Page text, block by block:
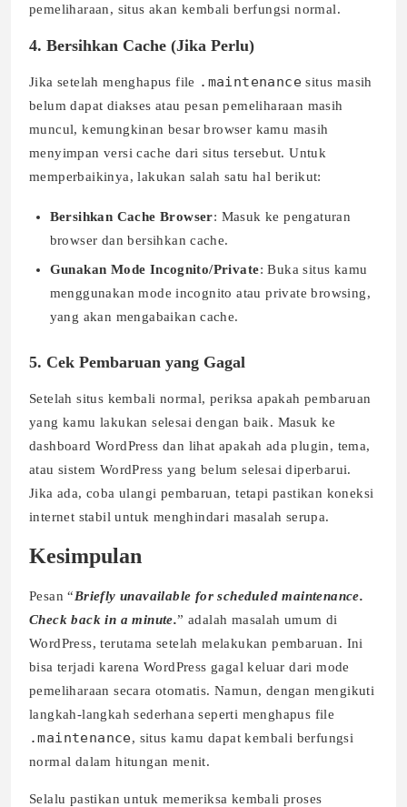
pemeliharaan, situs akan kembali berfungsi normal.
4. Bersihkan Cache (Jika Perlu)
Jika setelah menghapus file .maintenance situs masih
belum dapat diakses atau pesan pemeliharaan masih
muncul, kemungkinan besar browser kamu masih
menyimpan versi cache dari situs tersebut. Untuk
memperbaikinya, lakukan salah satu hal berikut:
Bersihkan Cache Browser: Masuk ke pengaturan
browser dan bersihkan cache.
Gunakan Mode Incognito/Private: Buka situs kamu
menggunakan mode incognito atau private browsing,
yang akan mengabaikan cache.
5. Cek Pembaruan yang Gagal
Setelah situs kembali normal, periksa apakah pembaruan
yang kamu lakukan selesai dengan baik. Masuk ke
dashboard WordPress dan lihat apakah ada plugin, tema,
atau sistem WordPress yang belum selesai diperbarui.
Jika ada, coba ulangi pembaruan, tetapi pastikan koneksi
internet stabil untuk menghindari masalah serupa.
Kesimpulan
Pesan “Briefly unavailable for scheduled maintenance.
Check back in a minute.” adalah masalah umum di
WordPress, terutama setelah melakukan pembaruan. Ini
bisa terjadi karena WordPress gagal keluar dari mode
pemeliharaan secara otomatis. Namun, dengan mengikuti
langkah-langkah sederhana seperti menghapus file
.maintenance, situs kamu dapat kembali berfungsi
normal dalam hitungan menit.
Selalu pastikan untuk memeriksa kembali proses